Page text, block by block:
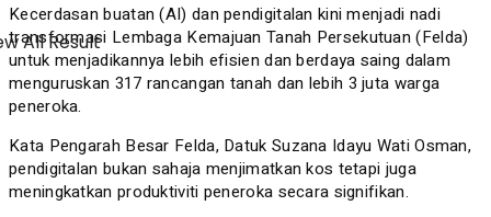
All Result
Kecerdasan buatan (AI) dan pendigitalan kini menjadi nadi
transformasi Lembaga Kemajuan Tanah Persekutuan (Felda)
untuk menjadikannya lebih efisien dan berdaya saing dalam
menguruskan 317 rancangan tanah dan lebih 3 juta warga
peneroka.
Kata Pengarah Besar Felda, Datuk Suzana Idayu Wati Osman,
pendigitalan bukan sahaja menjimatkan kos tetapi juga
meningkatkan produktiviti peneroka secara signifikan.